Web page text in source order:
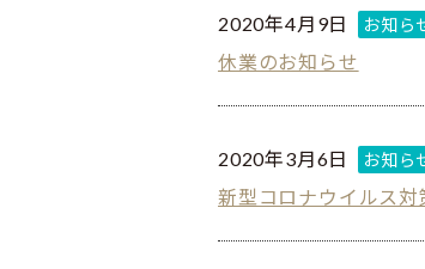
2020年4月9日 お知ら
休業のお知らせ
2020年3月6日 お知ら
新型コロナウイルス対